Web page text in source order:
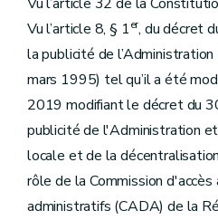
Vu l’article 8, § 1er, du décret
la publicité de
mars 1995) tel qu’il a été
2019 modifiant le décret du
publicité de l'Administration
locale et de la
rôle de la Commission d'accès
administratifs (CADA) de la